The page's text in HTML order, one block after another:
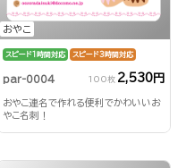
おやこ
スピード1時間対応 スピード3時間対応
par-0004 100枚 2,530円
おやこ連名で作れる便利でかわいいお
やこ名刺！